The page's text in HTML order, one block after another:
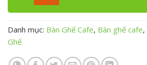
Danh mục: Bàn Ghế Cafe, Bàn ghế cafe,
Ghế